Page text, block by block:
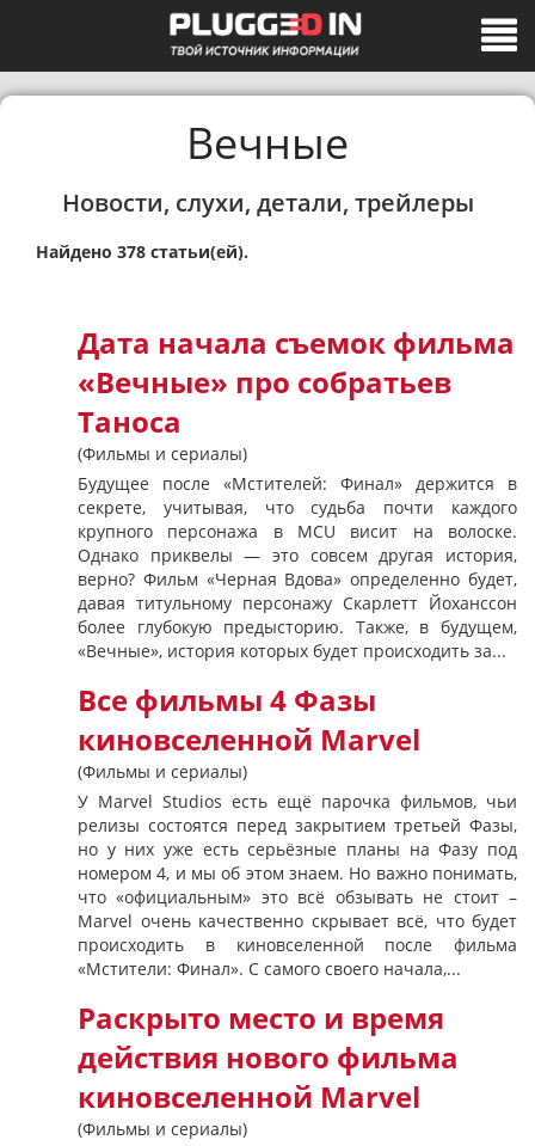
Вечные
Новости, слухи, детали, трейлеры
Найдено 378 статьи(ей).
Дата начала съемок фильма
«Вечные» про собратьев
Таноса
(Фильмы и сериалы)
Будущее после «Мстителей: Финал» держится в
секрете, учитывая, что судьба почти каждого
крупного персонажа в MCU висит на волоске.
Однако приквелы — это совсем другая история,
верно? Фильм «Черная Вдова» определенно будет,
давая титульному персонажу Скарлетт Йоханссон
более глубокую предысторию. Также, в будущем,
«Вечные», история которых будет происходить за...
Все фильмы 4 Фазы
киновселенной Marvel
(Фильмы и сериалы)
У Marvel Studios есть ещё парочка фильмов, чьи
релизы состоятся перед закрытием третьей Фазы,
но у них уже есть серьёзные планы на Фазу под
номером 4, и мы об этом знаем. Но важно понимать,
что «официальным» это всё обзывать не стоит –
Marvel очень качественно скрывает всё, что будет
происходить в киновселенной после фильма
«Мстители: Финал». С самого своего начала,...
Раскрыто место и время
действия нового фильма
киновселенной Marvel
(Фильмы и сериалы)